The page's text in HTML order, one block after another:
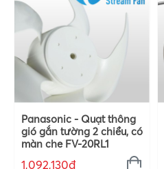
Panasonic - Quạt thông
gió gắn tường 2 chiều, có
màn che FV-20RL1
1,092,130đ